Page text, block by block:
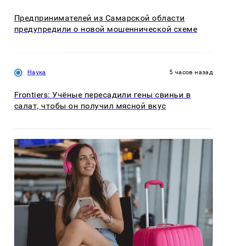
Предпринимателей из Самарской области
предупредили о новой мошеннической схеме
Наука 5 часов назад
Frontiers: Учёные пересадили гены свиньи в
салат, чтобы он получил мясной вкус